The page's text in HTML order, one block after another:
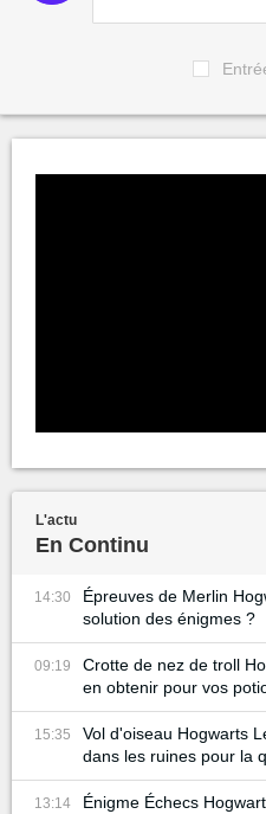
L'actu
En Continu
14:30
Épreuves de Merlin
solution des énigmes ?
09:19
Crotte de nez de troll
en obtenir pour vos
15:35
Vol d'oiseau Hogwarts
dans les ruines pour la
13:14
Énigme Échecs